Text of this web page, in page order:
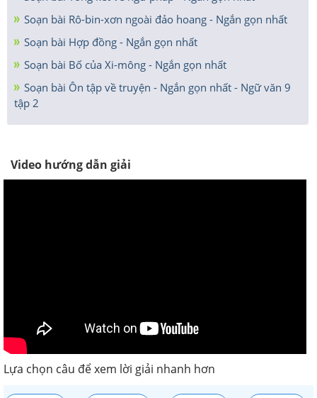
Soạn bài Rô-bin-xơn ngoài đảo hoang - Ngắn gọn nhất
Soạn bài Hợp đồng - Ngắn gọn nhất
Soạn bài Bố của Xi-mông - Ngắn gọn nhất
Soạn bài Ôn tập về truyện - Ngắn gọn nhất - Ngữ văn 9
tập 2
Video hướng dẫn giải
Lựa chọn câu để xem lời giải nhanh hơn